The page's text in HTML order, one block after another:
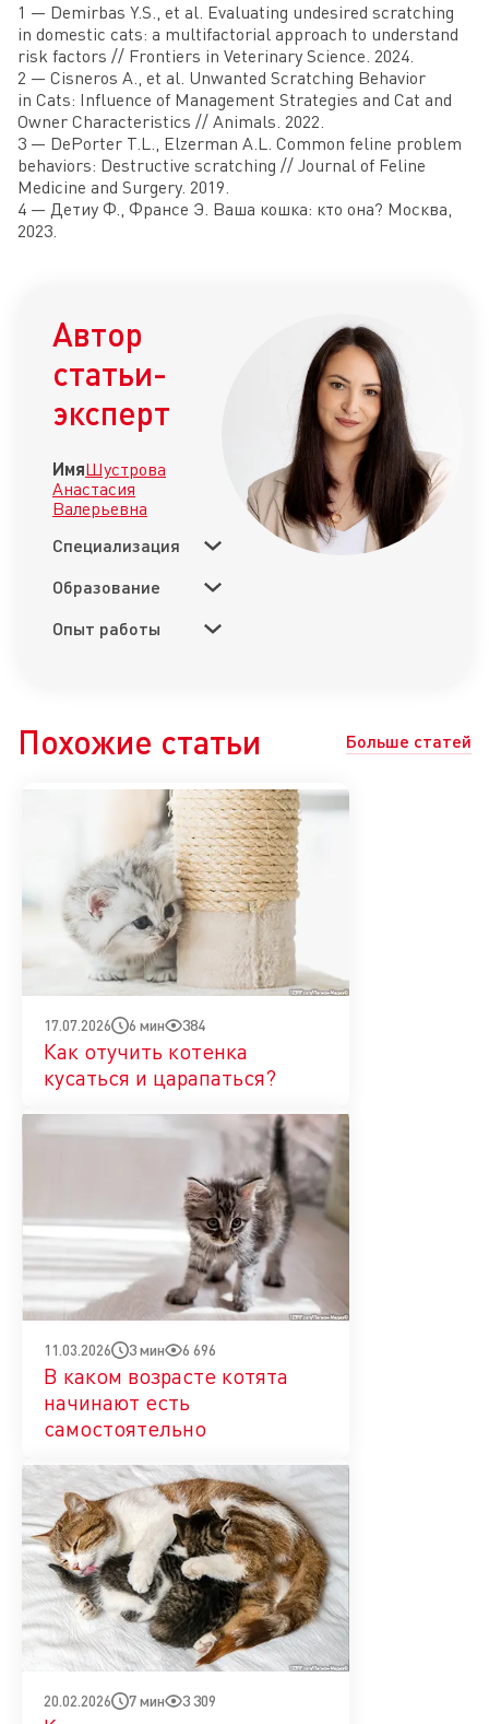
1 — Demirbas Y.S., et al. Evaluating undesired scratching
in domestic cats: a multifactorial approach to understand
risk factors // Frontiers in Veterinary Science. 2024.
2 — Cisneros A., et al. Unwanted Scratching Behavior
in Cats: Influence of Management Strategies and Cat and
Owner Characteristics // Animals. 2022.
3 — DePorter T.L., Elzerman A.L. Common feline problem
behaviors: Destructive scratching // Journal of Feline
Medicine and Surgery. 2019.
4 — Детиу Ф., Франсе Э. Ваша кошка: кто она? Москва,
2023.
Автор
статьи-
эксперт
ИмяШустрова
Анастасия
Валерьевна
Специализация
Образование
Опыт работы
Похожие статьи Больше статей
17.07.2026 6 мин 384
Как отучить котенка
кусаться и царапаться?
11.03.2026 3 мин 6 696
В каком возрасте котята
начинают есть
самостоятельно
20.02.2026 7 мин 3 309